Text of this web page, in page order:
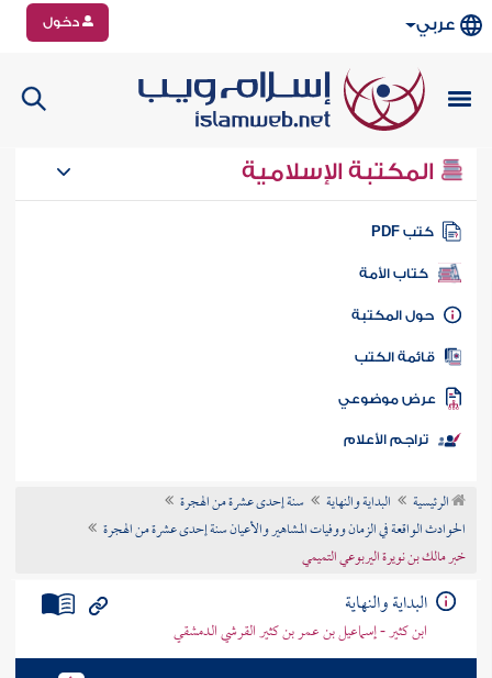
عربي دخول
المكتبة الإسلامية
كتب PDF
كتاب الأمة
المكتبة
الكتب
موضوعي
تراجم الأعلام
الرئيسية البداية والنهاية
سنة إحدى عشرة من الهجرة
الحوادث الواقعة في الزمان ووفيات المشاهير والأعيان سنة إحدى عشرة من الهجرة
خبر مالك بن نويرة اليربوعي التميمي
البداية والنهاية
ابن كثير - إسماعيل بن عمر بن كثير القرشي الدمشقي